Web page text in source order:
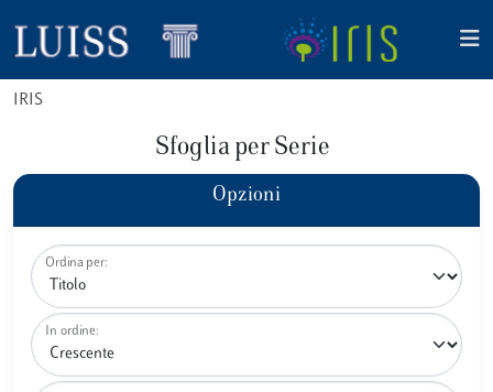
IRIS
Sfoglia per Serie
Opzioni
Ordina per:
In ordine: